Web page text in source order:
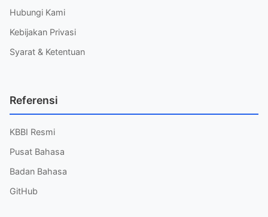
Hubungi Kami
Kebijakan Privasi
Syarat & Ketentuan
Referensi
KBBI Resmi
Pusat Bahasa
Badan Bahasa
GitHub